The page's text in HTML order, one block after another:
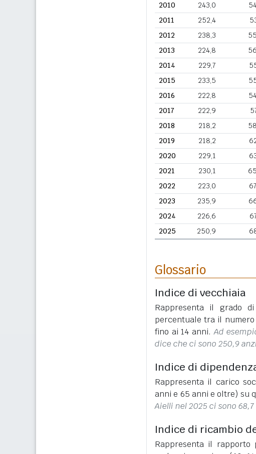
2010
243,0
2011
252,4
2012
238,3
2013
224,8
2014
229,7
2015
233,5
2016
222,8
2017
222,9
2018
218,2
2019
218,2
2020
229,1
2021
230,1
2022
223,0
2023
235,9
2024
226,6
2025
250,9
Glossario
Indice di vecchiaia
Rappresenta il grado
percentuale tra il
fino ai 14 anni.Ad
dice che ci sono 250,9
Indice di
Rappresenta il carico
anni e 65 anni e oltre) su
Aielli nel 2025 ci sono
Indice di ricambio
Rappresenta il